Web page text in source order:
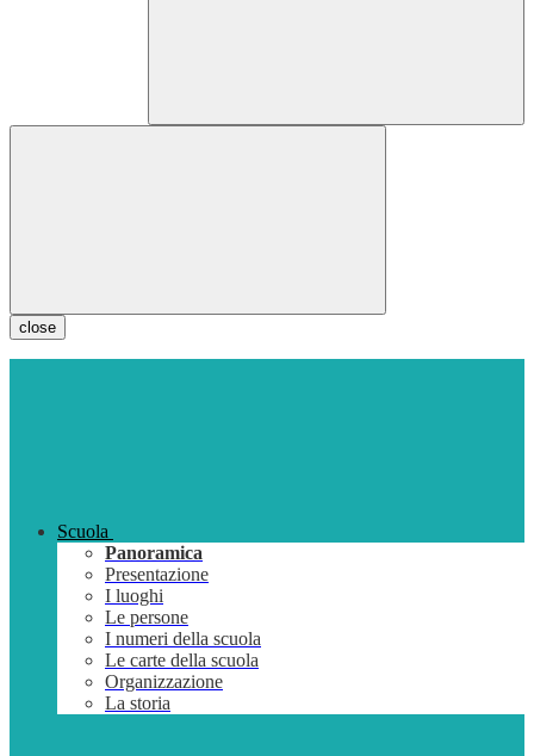
close
Scuola
Panoramica
Presentazione
I luoghi
Le persone
I numeri della scuola
Le carte della scuola
Organizzazione
La storia